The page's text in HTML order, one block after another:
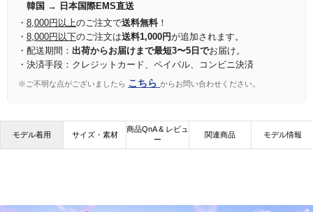
韓国 → 日本国際EMS直送
・ 8,000円以上のご注文で送料無料！
・ 8,000円以下のご注文は送料1,000円が追加されます。
・配送期間： 出荷からお届けまで最短3〜5日でお届け。
・決済手段：クレジットカード、ペイパル、コンビニ決済
※ご不明な点がございましたら こちら からお問い合わせください。
モデル着用 サイズ・素材
商品QnA & レビュ
ー
関連商品 モデル情報